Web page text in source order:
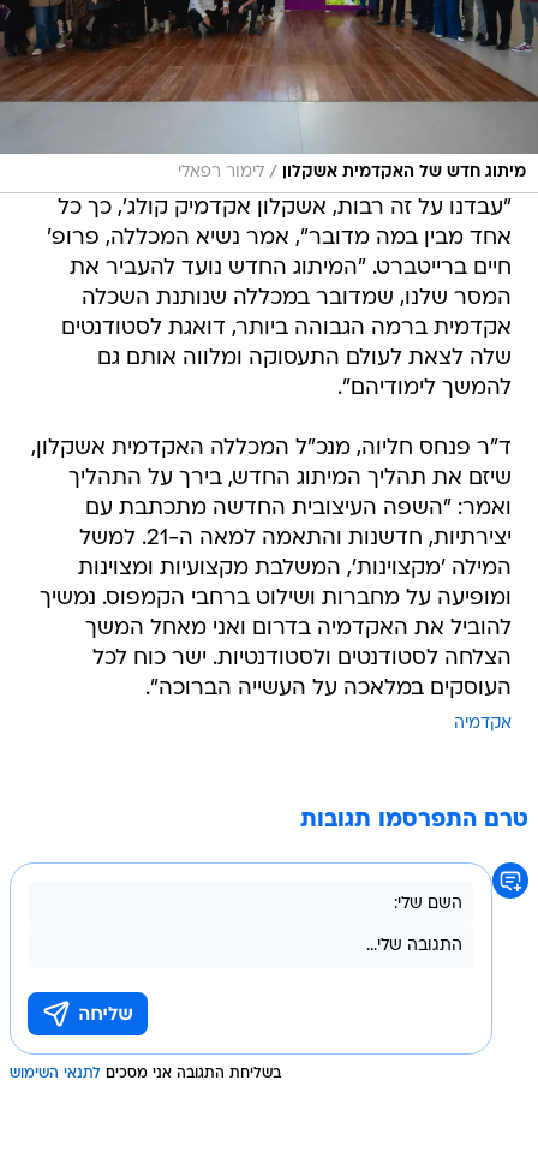
מיתוג חדש של האקדמית אשקלון / לימור רפאלי
"עבדנו על זה רבות, אשקלון אקדמיק קולג', כך כל
אחד מבין במה מדובר", אמר נשיא המכללה, פרופ'
חיים ברייטברט. "המיתוג החדש נועד להעביר את
המסר שלנו, שמדובר במכללה שנותנת השכלה
אקדמית ברמה הגבוהה ביותר, דואגת לסטודנטים
שלה לצאת לעולם התעסוקה ומלווה אותם גם
להמשך לימודיהם".
ד"ר פנחס חליוה, מנכ"ל המכללה האקדמית אשקלון,
שיזם את תהליך המיתוג החדש, בירך על התהליך
ואמר: "השפה העיצובית החדשה מתכתבת עם
יצירתיות, חדשנות והתאמה למאה ה-21. למשל
המילה 'מקצוינות', המשלבת מקצועיות ומצוינות
ומופיעה על מחברות ושילוט ברחבי הקמפוס. נמשיך
להוביל את האקדמיה בדרום ואני מאחל המשך
הצלחה לסטודנטים ולסטודנטיות. ישר כוח לכל
העוסקים במלאכה על העשייה הברוכה".
אקדמיה
טרם התפרסמו תגובות
בשליחת התגובה אני מסכים לתנאי השימוש